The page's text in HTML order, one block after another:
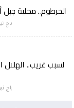
الخرطوم.. محلية
باج
لسبب غريب..
باج